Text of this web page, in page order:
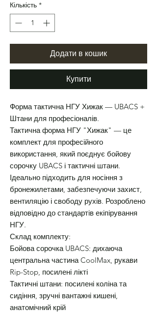
Кількість *
Додати в кошик
Купити
Форма тактична НГУ Хижак — UBACS +
Штани для професіоналів.
Тактична форма НГУ "Хижак" — це
комплект для професійного
використання, який поєднує бойову
сорочку UBACS і тактичні штани.
Ідеально підходить для носіння з
бронежилетами, забезпечуючи захист,
вентиляцію і свободу рухів. Розроблено
відповідно до стандартів екіпірування
НГУ.
Склад комплекту:
Бойова сорочка UBACS: дихаюча
центральна частина CoolMax, рукави
Rip-Stop, посилені лікті
Тактичні штани: посилені коліна та
сидіння, зручні вантажні кишені,
анатомічний крій